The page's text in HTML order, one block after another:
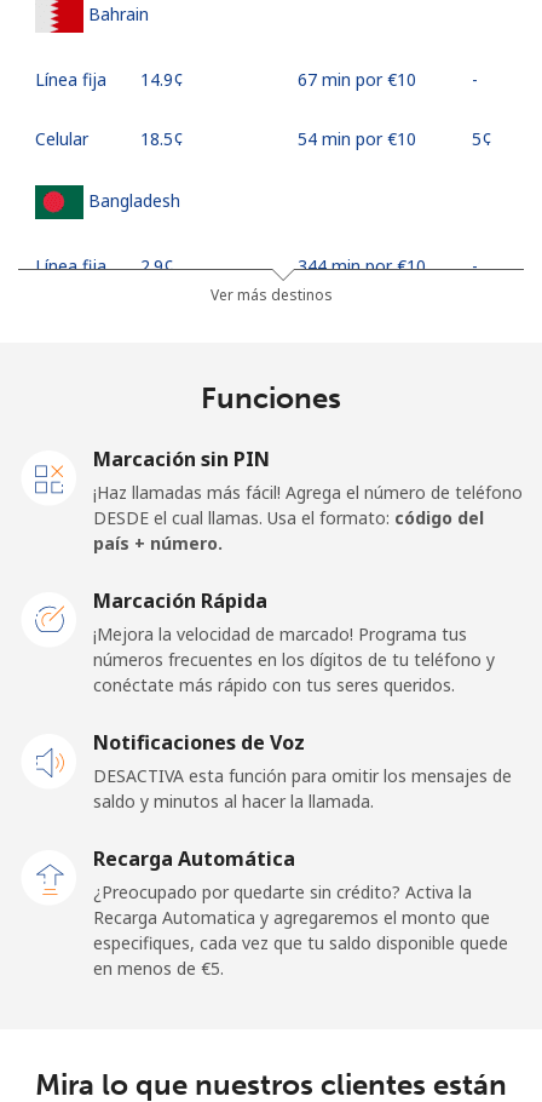
Bahrain
Línea fija ⁦14.9¢⁩ 67 min por ⁦€10⁩ -
Celular ⁦18.5¢⁩ 54 min por ⁦€10⁩ ⁦5¢⁩
Bangladesh
Línea fija ⁦2.9¢⁩ 344 min por ⁦€10⁩ -
Línea fija ⁦27.5¢⁩
⁦29.5¢⁩ 33 min por ⁦€10⁩ -
Línea fija ⁦50.5¢⁩ 19 min por ⁦€10⁩
⁦45.9¢⁩ 21 min por ⁦€10⁩
Celular ⁦33.5¢⁩ 29 min por ⁦€10⁩
Belize
Celular 34 min por ⁦€10⁩ ⁦13¢⁩
Ver más destinos
Funciones
Marcación sin PIN
¡Haz llamadas más fácil! Agrega el número de teléfono
DESDE el cual llamas. Usa el formato: código del
país + número.
Marcación Rápida
¡Mejora la velocidad de marcado! Programa tus
números frecuentes en los dígitos de tu teléfono y
conéctate más rápido con tus seres queridos.
Notificaciones de Voz
DESACTIVA esta función para omitir los mensajes de
saldo y minutos al hacer la llamada.
Recarga Automática
¿Preocupado por quedarte sin crédito? Activa la
Recarga Automatica y agregaremos el monto que
especifiques, cada vez que tu saldo disponible quede
en menos de ⁦€5⁩.
Mira lo que nuestros clientes están